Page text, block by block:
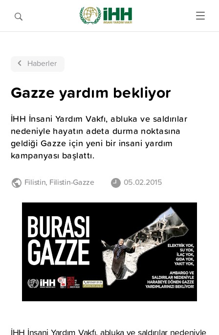
Haberler
Gazze yardım bekliyor
İHH İnsani Yardım Vakfı, abluka ve saldırılar
nedeniyle hayatın adeta durma noktasına
geldiği Gazze için yeni bir insani yardım
kampanyası başlattı.
Filistin, Filistin-Gazze 05.02.2015
İHH İnsani Yardım Vakfı, abluka ve saldırılar nedeniyle